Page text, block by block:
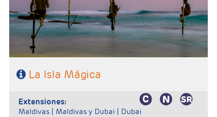
SE NECESITA VISADO PARA VIAJAR A SRI LANKA
La Isla Mágica
extensiones:
Maldivas | Maldivas y Dubai | Dubai